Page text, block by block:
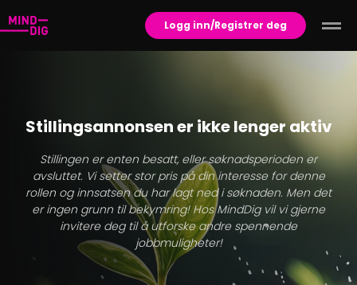
Logg inn/Registrer deg
Stillingsannonsen er ikke lenger aktiv
Stillingen er enten besatt, eller søknadsperioden er
avsluttet. Vi setter stor pris på din interesse for denne
rollen og innsatsen du har lagt ned i søknaden. Men det
er ingen grunn til bekymring! Hos MindDig vil vi gjerne
invitere deg til å utforske andre spennende
jobbmuligheter!